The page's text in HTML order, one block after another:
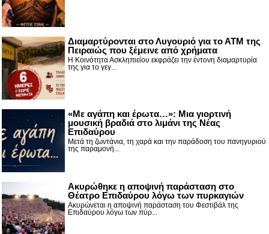
Διαμαρτύρονται στο Λυγουριό για το ΑΤΜ της
Πειραιώς που ξέμεινε από χρήματα
Η Κοινότητα Ασκληπιείου εκφράζει την έντονη διαμαρτυρία
της για το γεγ...
«Με αγάπη και έρωτα…»: Μια γιορτινή
μουσική βραδιά στο λιμάνι της Νέας
Επιδαύρου
Μετά τη ζωντάνια, τη χαρά και την παράδοση του πανηγυριού
της παραμονή...
Ακυρώθηκε η αποψινή παράσταση στο
Θέατρο Επιδαύρου λόγω των πυρκαγιών
Ακυρώνεται η αποψινή παράσταση του Φεστιβάλ της
Επιδαύρου λόγω των πύρ...